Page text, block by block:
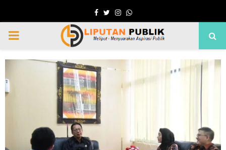
Facebook
TwitterInstagram
Whatsapp
PRIMARY
MENU